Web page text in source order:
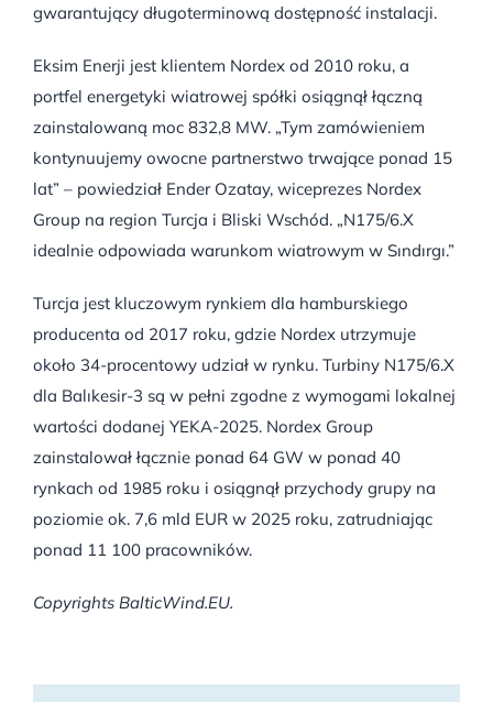
gwarantujący długoterminową dostępność instalacji.
Eksim Enerji jest klientem Nordex od 2010 roku, a
portfel energetyki wiatrowej spółki osiągnął łączną
zainstalowaną moc 832,8 MW. „Tym zamówieniem
kontynuujemy owocne partnerstwo trwające ponad 15
lat” – powiedział Ender Ozatay, wiceprezes Nordex
Group na region Turcja i Bliski Wschód. „N175/6.X
idealnie odpowiada warunkom wiatrowym w Sındırgı.”
Turcja jest kluczowym rynkiem dla hamburskiego
producenta od 2017 roku, gdzie Nordex utrzymuje
około 34-procentowy udział w rynku. Turbiny N175/6.X
dla Balıkesir-3 są w pełni zgodne z wymogami lokalnej
wartości dodanej YEKA-2025. Nordex Group
zainstalował łącznie ponad 64 GW w ponad 40
rynkach od 1985 roku i osiągnął przychody grupy na
poziomie ok. 7,6 mld EUR w 2025 roku, zatrudniając
ponad 11 100 pracowników.
Copyrights BalticWind.EU.